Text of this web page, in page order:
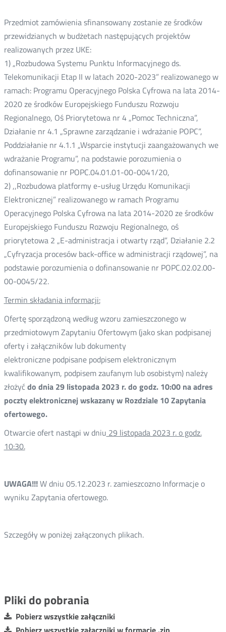
Przedmiot zamówienia sfinansowany zostanie ze środków
przewidzianych w budżetach następujących projektów
realizowanych przez UKE:
1) „Rozbudowa Systemu Punktu Informacyjnego ds.
Telekomunikacji Etap II w latach 2020-2023” realizowanego w
ramach: Programu Operacyjnego Polska Cyfrowa na lata 2014-
2020 ze środków Europejskiego Funduszu Rozwoju
Regionalnego, Oś Priorytetowa nr 4 „Pomoc Techniczna”,
Działanie nr 4.1 „Sprawne zarządzanie i wdrażanie POPC”,
Poddziałanie nr 4.1.1 „Wsparcie instytucji zaangażowanych we
wdrażanie Programu”, na podstawie porozumienia o
dofinansowanie nr POPC.04.01.01-00-0041/20,
2) ,,Rozbudowa platformy e-usług Urzędu Komunikacji
Elektronicznej” realizowanego w ramach Programu
Operacyjnego Polska Cyfrowa na lata 2014-2020 ze środków
Europejskiego Funduszu Rozwoju Regionalnego, oś
priorytetowa 2 „E-administracja i otwarty rząd”, Działanie 2.2
„Cyfryzacja procesów back-office w administracji rządowej”, na
podstawie porozumienia o dofinansowanie nr POPC.02.02.00-
00-0045/22.
Termin składania informacji:
Ofertę sporządzoną według wzoru zamieszczonego w
przedmiotowym Zapytaniu Ofertowym (jako skan podpisanej
oferty i załączników lub dokumenty
elektroniczne podpisane podpisem elektronicznym
kwalifikowanym, podpisem zaufanym lub osobistym) należy
złożyćdo dnia 29 listopada 2023 r. do godz. 10:00 na adres
poczty elektronicznej wskazany w Rozdziale 10 Zapytania
ofertowego.
Otwarcie ofert nastąpi w dniu 29 listopada 2023 r. o godz.
10:30.
UWAGA!!!W dniu 05.12.2023 r. zamieszcozno Informacje o
wyniku Zapytania ofertowego.
Szczegóły w poniżej załączonych plikach.
Pliki do pobrania
Pobierz wszystkie załączniki